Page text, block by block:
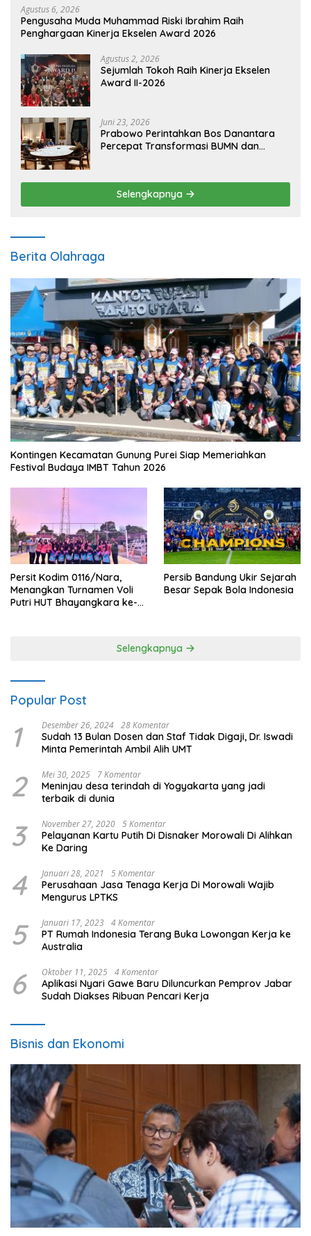
Agustus 6, 2026
Pengusaha Muda Muhammad Riski Ibrahim Raih
Penghargaan Kinerja Ekselen Award 2026
Agustus 2, 2026
Sejumlah Tokoh Raih Kinerja Ekselen
Award II-2026
Juni 23, 2026
Prabowo Perintahkan Bos Danantara
Percepat Transformasi BUMN dan
Selengkapnya
Berita Olahraga
Kontingen Kecamatan Gunung Purei Siap Memeriahkan
Festival Budaya IMBT Tahun 2026
Persit Kodim 0116/Nara,
Menangkan Turnamen Voli
Putri HUT Bhayangkara ke-
Persib Bandung Ukir Sejarah
Besar Sepak Bola Indonesia
Selengkapnya
Popular Post
1 Desember 26, 2024 28 Komentar
Sudah 13 Bulan Dosen dan Staf Tidak Digaji, Dr. Iswadi
Minta Pemerintah Ambil Alih UMT
2 Mei 30, 2025 7 Komentar
Meninjau desa terindah di Yogyakarta yang jadi
terbaik di dunia
3 November 27, 2020 5 Komentar
Pelayanan Kartu Putih Di Disnaker Morowali Di Alihkan
Ke Daring
4 Januari 28, 2021 5 Komentar
Perusahaan Jasa Tenaga Kerja Di Morowali Wajib
Mengurus LPTKS
5 Januari 17, 2023 4 Komentar
PT Rumah Indonesia Terang Buka Lowongan Kerja ke
Australia
6 Oktober 11, 2025 4 Komentar
Aplikasi Nyari Gawe Baru Diluncurkan Pemprov Jabar
Sudah Diakses Ribuan Pencari Kerja
Bisnis dan Ekonomi